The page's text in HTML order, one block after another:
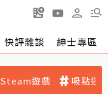
快評雜談 紳士專區
Steam遊戲 吸點迷